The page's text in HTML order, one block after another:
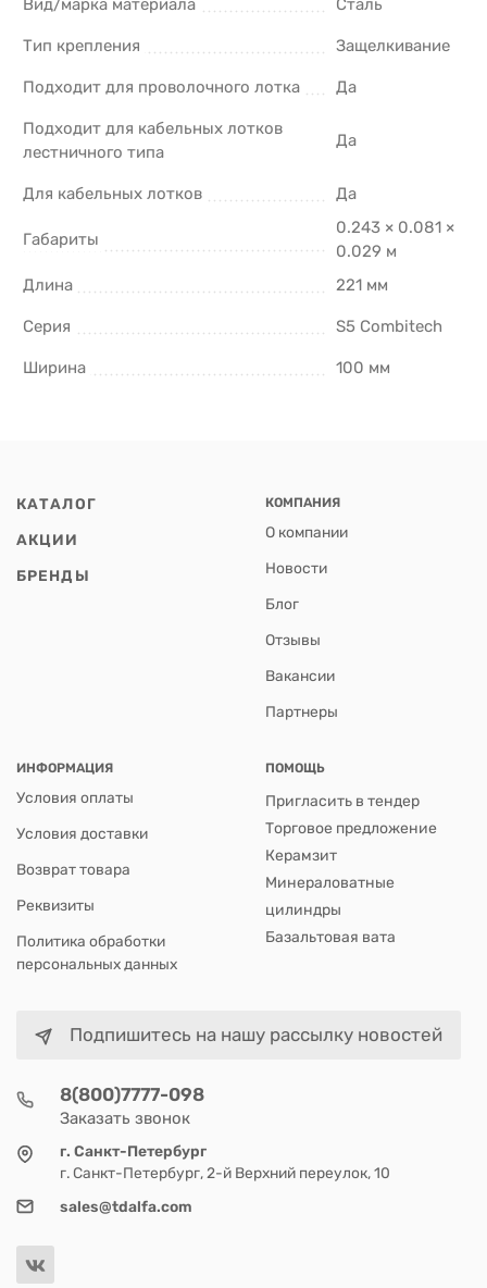
Вид/марка материала Сталь
Тип крепления Защелкивание
Подходит для проволочного лотка Да
Подходит для кабельных лотков
лестничного типа
Да
Для кабельных лотков Да
Габариты
0.243 × 0.081 ×
0.029 м
Длина
221 мм
Серия S5 Combitech
Ширина 100 мм
КАТАЛОГ
АКЦИИ
БРЕНДЫ
КОМПАНИЯ
О компании
Новости
Блог
Отзывы
Вакансии
Партнеры
ИНФОРМАЦИЯ
Условия оплаты
Условия доставки
Возврат товара
Реквизиты
Политика обработки
персональных данных
ПОМОЩЬ
Пригласить в тендер
Торговое предложение
Керамзит
Минераловатные
цилиндры
Базальтовая вата
Подпишитесь на нашу рассылку новостей
8(800)7777-098
Заказать звонок
г. Санкт-Петербург
г. Санкт-Петербург, 2-й Верхний переулок, 10
sales@tdalfa.com